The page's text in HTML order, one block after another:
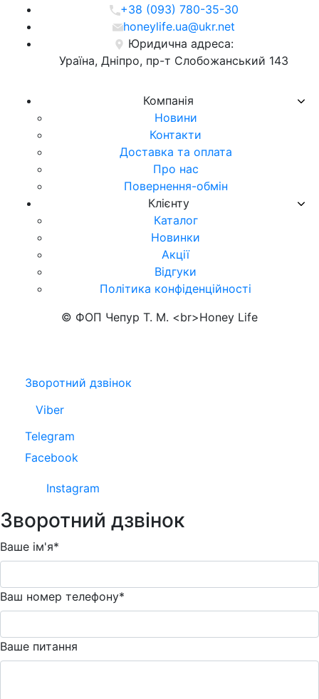
Компанія
Новини
Контакти
Доставка та оплата
Про нас
Повернення-обмін
Клієнту
Каталог
Новинки
Акції
Відгуки
Політика конфіденційності
+38 (093) 780-35-30
honeylife.ua@ukr.net
Юридична адреса:
Ураїна, Дніпро, пр-т Слобожанський 143
© ФОП Чепур Т. М. <br>Honey Life
Зворотний дзвінок
Viber
Telegram
Facebook
Instagram
Зворотний дзвінок
Ваше ім'я*
Ваш номер телефону*
Ваше питання